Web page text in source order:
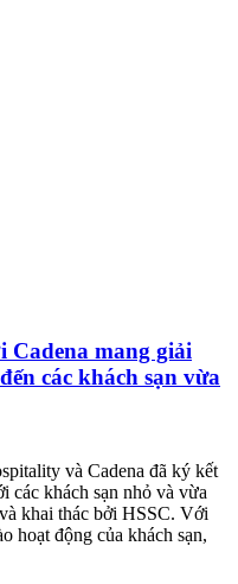
Cadena mang giải
các khách sạn vừa
và Cadena đã ký kết
các khách sạn nhỏ và vừa
khai thác bởi HSSC. Với
hoạt động của khách sạn,